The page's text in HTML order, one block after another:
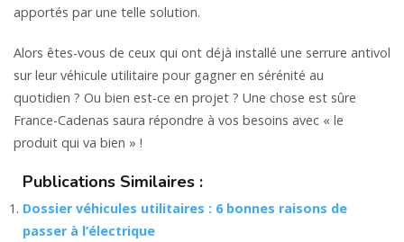
apportés par une telle solution.
Alors êtes-vous de ceux qui ont déjà installé une serrure antivol
sur leur véhicule utilitaire pour gagner en sérénité au
quotidien ? Ou bien est-ce en projet ? Une chose est sûre
France-Cadenas saura répondre à vos besoins avec « le
produit qui va bien » !
Publications Similaires :
Dossier véhicules utilitaires : 6 bonnes raisons de
passer à l’électrique